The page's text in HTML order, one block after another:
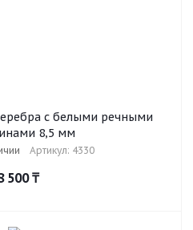
с белыми речными
8,5 мм
Артикул: 4330
500₸